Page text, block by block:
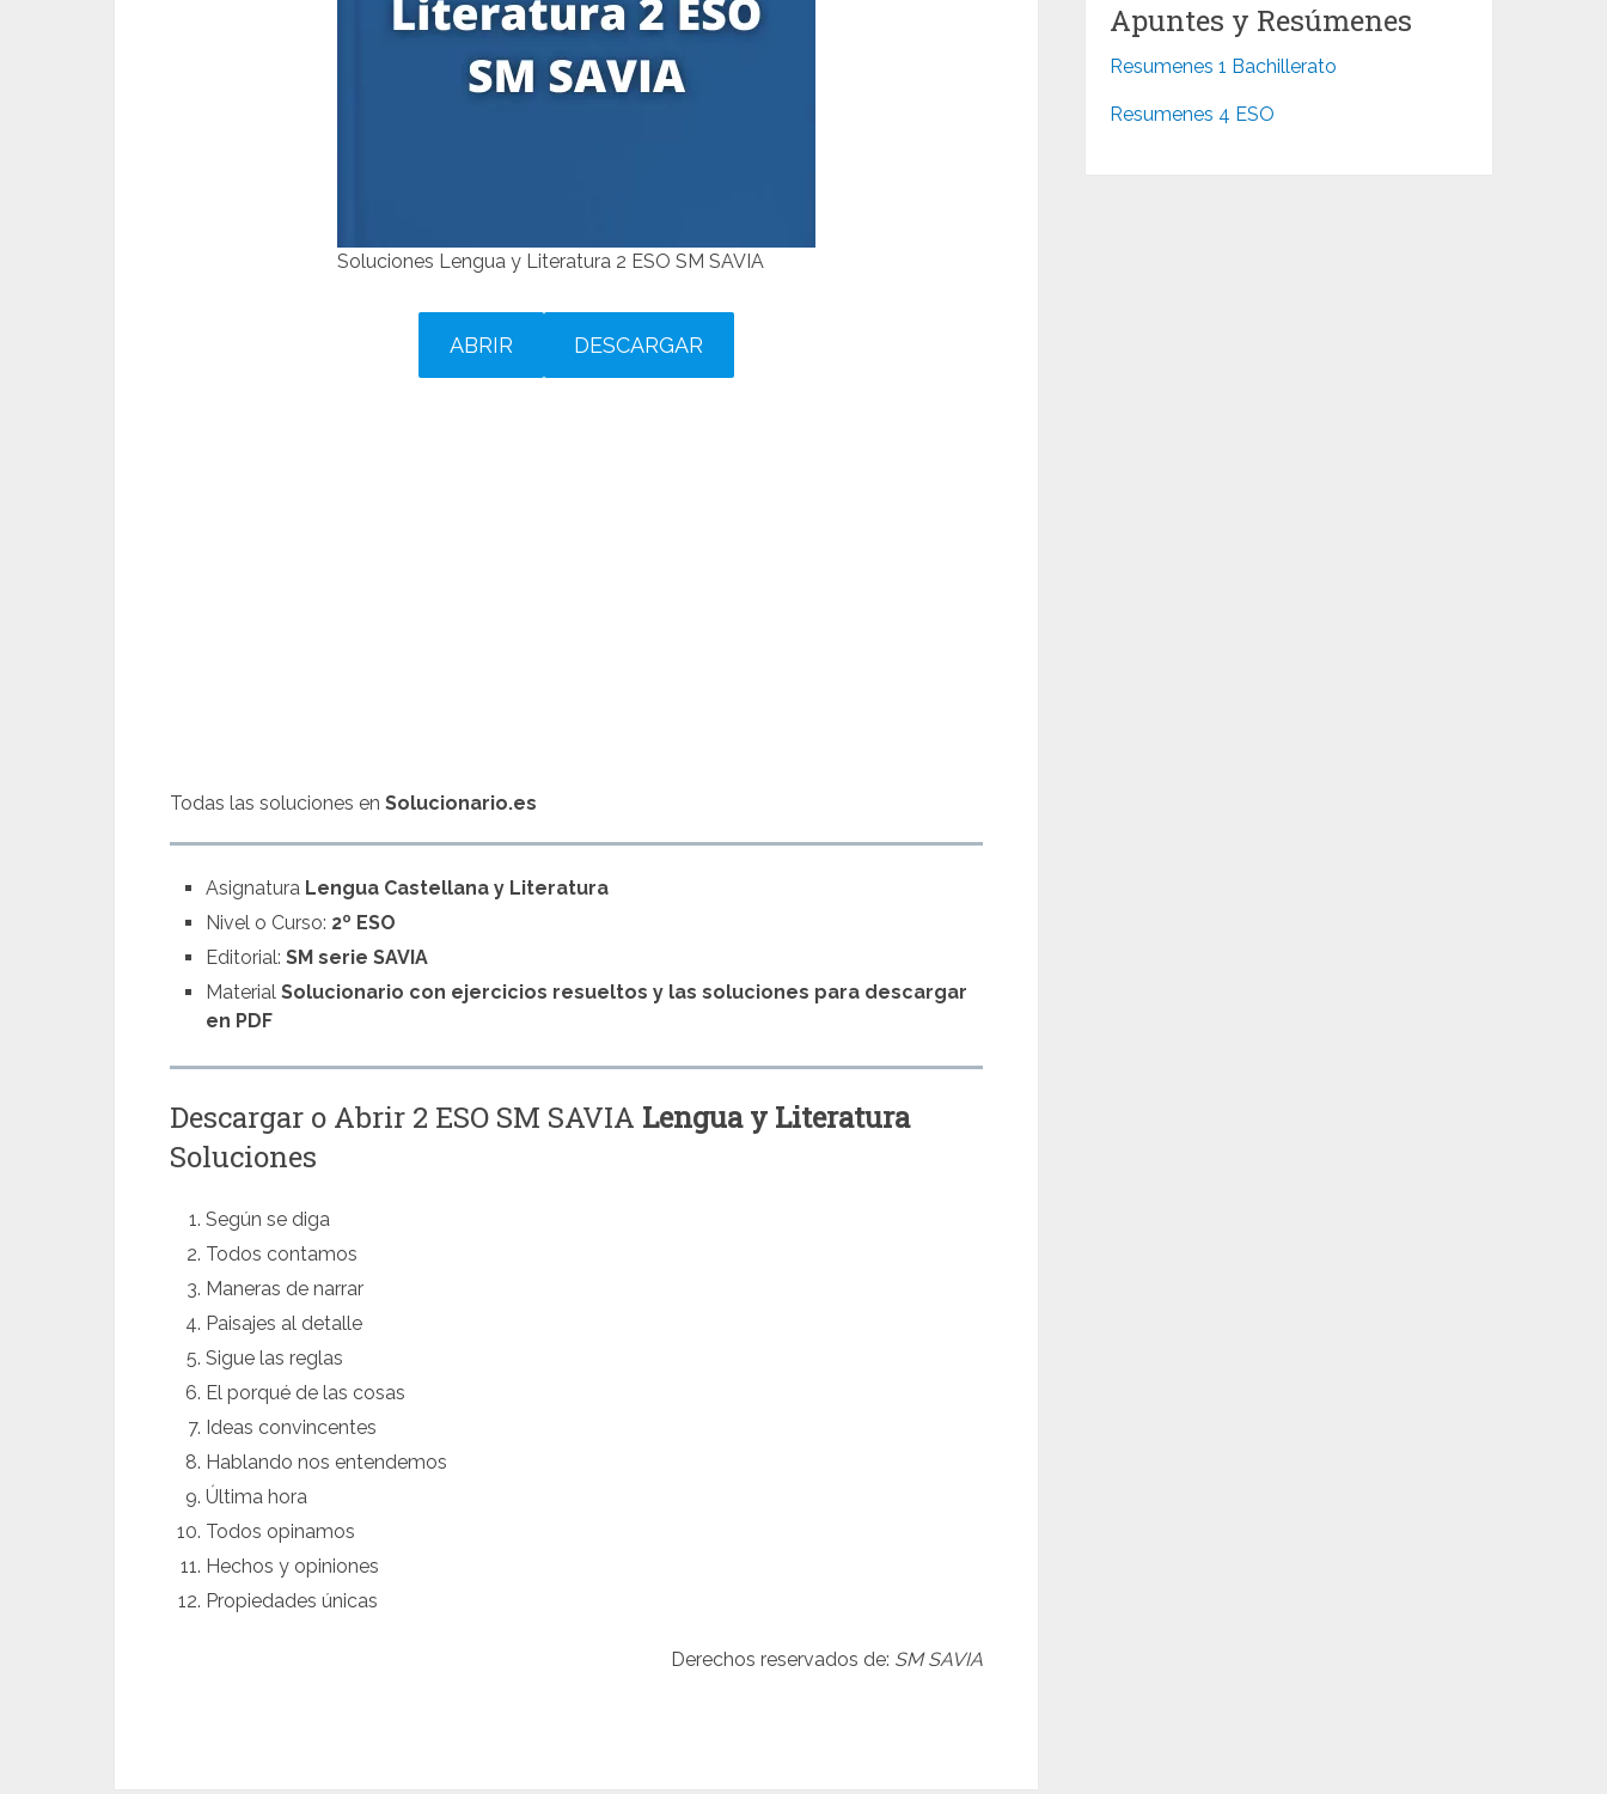
Soluciones Lengua y Literatura 2 ESO SM SAVIA
ABRIR DESCARGAR
Todas las soluciones en Solucionario.es
Asignatura Lengua Castellana y Literatura
Nivel o Curso: 2º ESO
Editorial:SM serie SAVIA
MaterialSolucionario con ejercicios resueltos y las soluciones para descargar
en PDF
Descargar o Abrir 2 ESO SM SAVIA Lengua y Literatura
Soluciones
Según se diga
Todos contamos
Maneras de narrar
Paisajes al detalle
Sigue las reglas
El porqué de las cosas
Ideas convincentes
Hablando nos entendemos
Última hora
Todos opinamos
Hechos y opiniones
Propiedades únicas
Derechos reservados de: SM SAVIA
Apuntes y Resúmenes
Resumenes 1 Bachillerato
Resumenes 4 ESO